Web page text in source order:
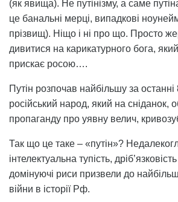
(як явища). Не путінізму, а саме
це банальні мерці, випадкові
прізвищ). Ніщо і ні про що. Просто
дивитися на карикатурного бога,
прискає росою….
Путін розпочав найбільшу за останні
російський народ, який на сніданок,
пропаганду про уявну велич,
Так що це таке – «путін»?
інтелектуальна тупість,
домінуючі риси призвели до
війни в історії Рф.